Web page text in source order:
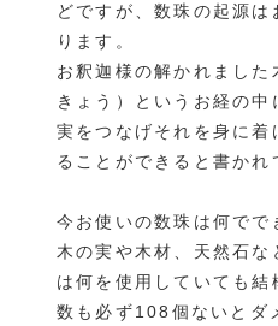
どですが、数珠の起源
ります。
お釈迦様の解かれました
きょう）というお経の
実をつなげそれを身に着
ることができると書かれ
今お使いの数珠は何でで
木の実や木材、天然石
は何を使用していても結
数も必ず108個ないとダ